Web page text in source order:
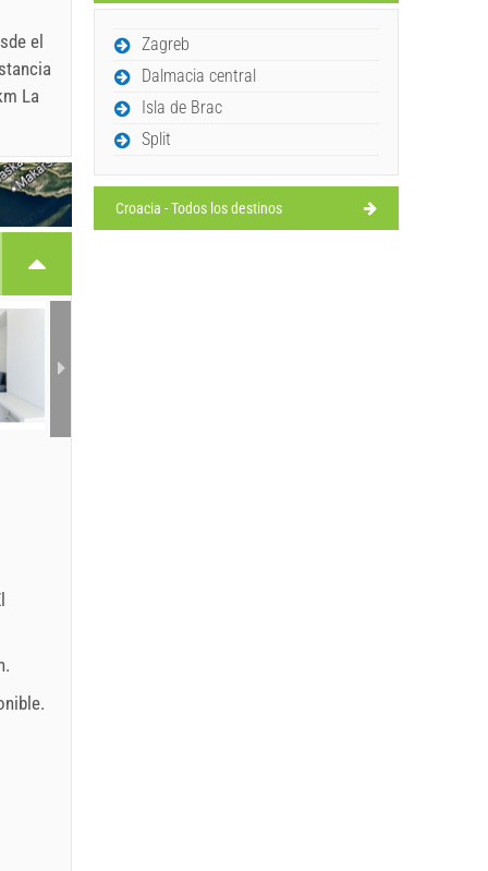
el
La
Zagreb
Dalmacia central
Isla de Brac
Split
Croacia - Todos los destinos